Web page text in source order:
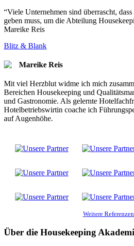
“Viele Unternehmen sind überrascht,
geben muss, um die Abteilung
Mareike Reis
Blitz & Blank
Mareike Reis
Mit viel Herzblut widme ich mich
Bereichen Housekeeping und
und Gastronomie. Als gelernte
Hotelbetriebswirtin coache ich
auf Augenhöhe.
Weitere
Über die Housekeeping